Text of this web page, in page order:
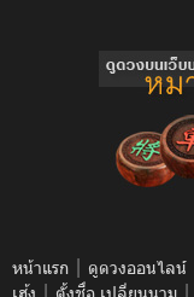
หน้าแรก | ดูดวงออนไลน์
| |